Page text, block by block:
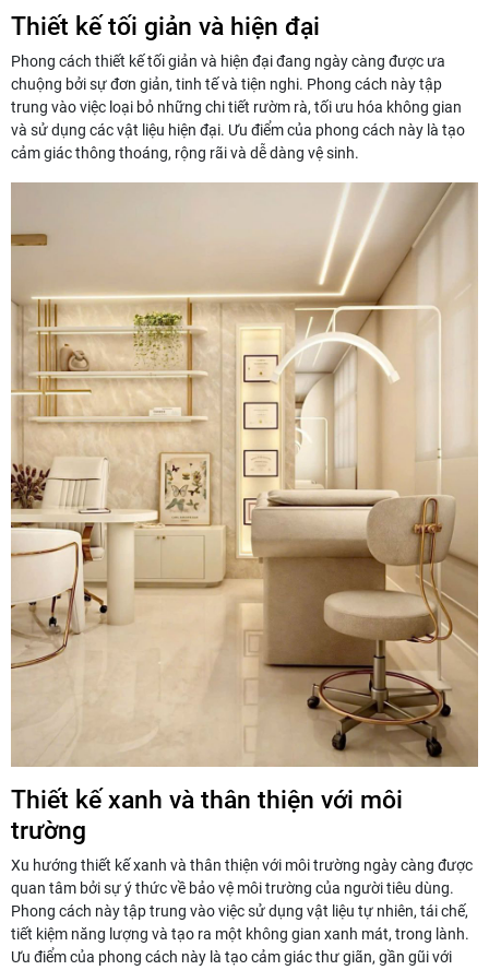
Thiết kế tối giản và hiện đại
Phong cách thiết kế tối giản và hiện đại đang ngày càng được ưa
chuộng bởi sự đơn giản, tinh tế và tiện nghi. Phong cách này tập
trung vào việc loại bỏ những chi tiết rườm rà, tối ưu hóa không gian
và sử dụng các vật liệu hiện đại. Ưu điểm của phong cách này là tạo
cảm giác thông thoáng, rộng rãi và dễ dàng vệ sinh.
Thiết kế xanh và thân thiện với môi
trường
Xu hướng thiết kế xanh và thân thiện với môi trường ngày càng được
quan tâm bởi sự ý thức về bảo vệ môi trường của người tiêu dùng.
Phong cách này tập trung vào việc sử dụng vật liệu tự nhiên, tái chế,
tiết kiệm năng lượng và tạo ra một không gian xanh mát, trong lành.
Ưu điểm của phong cách này là tạo cảm giác thư giãn, gần gũi với